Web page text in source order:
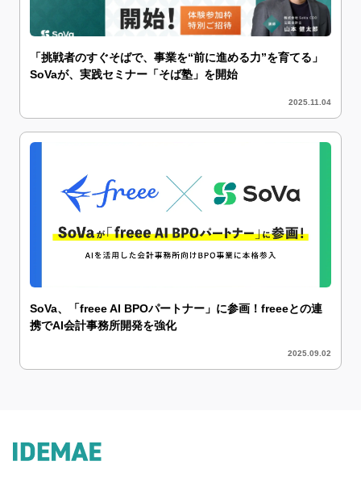
「挑戦者のすぐそばで、事業を“前に進める力”を育てる」
SoVaが、実践セミナー「そば塾」を開始
2025.11.04
SoVa、「freee AI BPOパートナー」に参画！freeeとの連
携でAI会計事務所開発を強化
2025.09.02